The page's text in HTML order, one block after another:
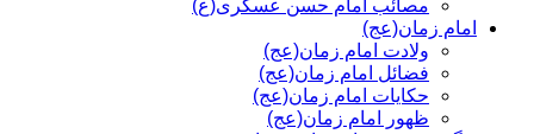
مصائب امام حسن عسکری(ع)
امام زمان(عج)
ولادت امام زمان(عج)
فضائل امام زمان(عج)
حکایات امام زمان(عج)
ظهور امام زمان(عج)